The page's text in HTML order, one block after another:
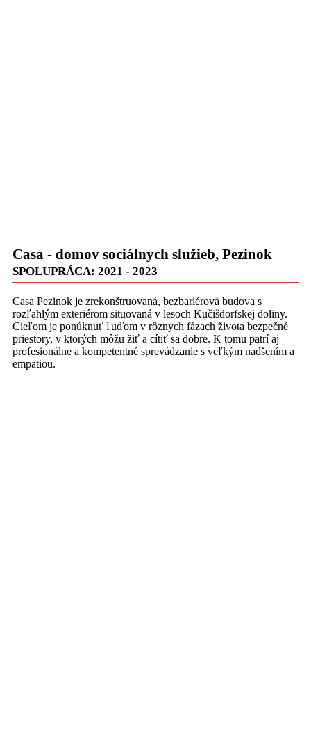
Casa - domov sociálnych služieb, Pezinok
SPOLUPRÁCA: 2021 - 2023
Casa Pezinok je zrekonštruovaná, bezbariérová budova s
rozľahlým exteriérom situovaná v lesoch Kučišdorfskej doliny.
Cieľom je ponúknuť ľuďom v rôznych fázach života bezpečné
priestory, v ktorých môžu žiť a cítiť sa dobre. K tomu patrí aj
profesionálne a kompetentné sprevádzanie s veľkým nadšením a
empatiou.